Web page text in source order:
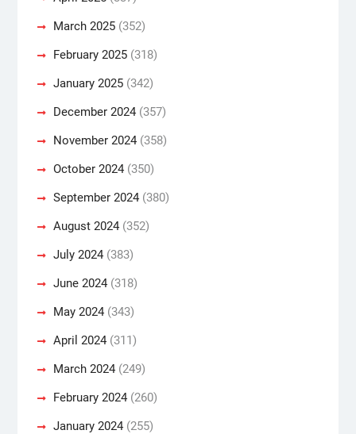
March 2025(352)
February 2025(318)
January 2025(342)
December 2024(357)
November 2024(358)
October 2024(350)
September 2024(380)
August 2024(352)
July 2024(383)
June 2024(318)
May 2024(343)
April 2024(311)
March 2024(249)
February 2024(260)
January 2024(255)